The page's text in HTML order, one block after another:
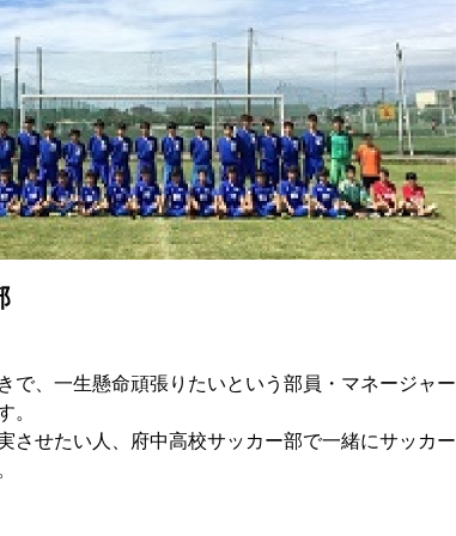
で、一生懸命頑張りたいという部員・マネージャー
。
させたい人、府中高校サッカー部で一緒にサッカー